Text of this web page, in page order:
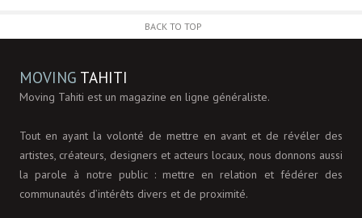
BACK TO TOP
MOVING TAHITI
Moving Tahiti est un magazine en ligne généraliste.
Tout en ayant la volonté de mettre en avant et de révéler des
artistes, créateurs, designers et acteurs locaux, nous donnons aussi
la parole à notre public : mettre en relation et fédérer des
communautés d’intérêts divers et de proximité.